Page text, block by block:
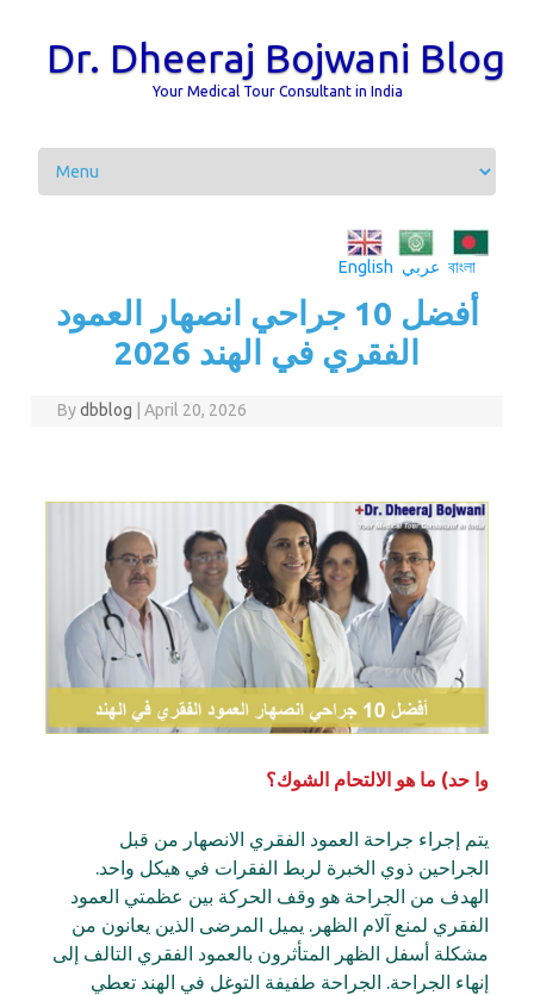
Dr. Dheeraj Bojwani Blog
Your Medical Tour Consultant in India
Skip to content
বাংলা عربي English
أفضل 10 جراحي انصهار العمود
الفقري في الهند 2026
Bydbblog April 20, 2026
وا حد) ما هو الالتحام الشوك؟
يتم إجراء جراحة العمود الفقري الانصهار من قبل
الجراحين ذوي الخبرة لربط الفقرات في هيكل واحد.
الهدف من الجراحة هو وقف الحركة بين عظمتي العمود
الفقري لمنع آلام الظهر. يميل المرضى الذين يعانون من
مشكلة أسفل الظهر المتأثرون بالعمود الفقري التالف إلى
إنهاء الجراحة. الجراحة طفيفة التوغل في الهند تعطي